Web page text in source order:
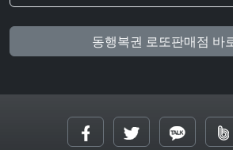
동행복권 로또판매점 바